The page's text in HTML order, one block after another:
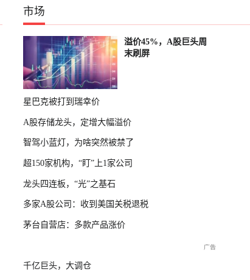
市场
溢价45%，A股巨头周
末刷屏
星巴克被打到瑞幸价
A股存储龙头，定增大幅溢价
智驾小蓝灯，为啥突然被禁了
超150家机构，“盯”上1家公司
龙头四连板，“光”之基石
多家A股公司：收到美国关税退税
茅台自营店：多款产品涨价
千亿巨头，大调仓